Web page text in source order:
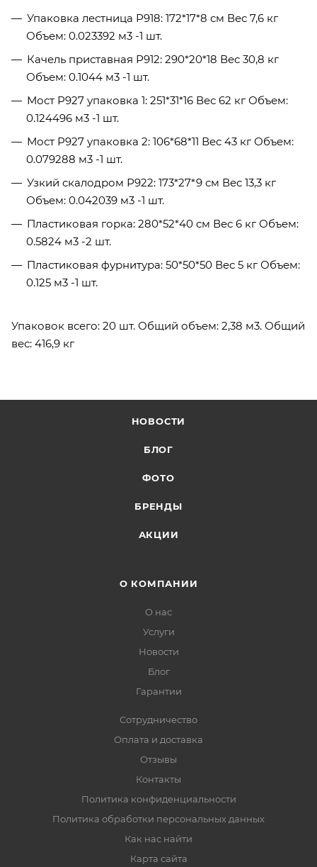
Упаковка лестница Р918: 172*17*8 см Вес 7,6 кг
Объем: 0.023392 м3 -1 шт.
Качель приставная Р912: 290*20*18 Вес 30,8 кг
Объем: 0.1044 м3 -1 шт.
Мост Р927 упаковка 1: 251*31*16 Вес 62 кг Объем:
0.124496 м3 -1 шт.
Мост Р927 упаковка 2: 106*68*11 Вес 43 кг Объем:
0.079288 м3 -1 шт.
Узкий скалодром Р922: 173*27*9 см Вес 13,3 кг
Объем: 0.042039 м3 -1 шт.
Пластиковая горка: 280*52*40 см Вес 6 кг Объем:
0.5824 м3 -2 шт.
Пластиковая фурнитура: 50*50*50 Вес 5 кг Объем:
0.125 м3 -1 шт.
Упаковок всего: 20 шт. Общий объем: 2,38 м3. Общий
вес: 416,9 кг
НОВОСТИ
БЛОГ
ФОТО
БРЕНДЫ
АКЦИИ
О КОМПАНИИ
О нас
Услуги
Новости
Блог
Гарантии
Сотрудничество
Оплата и доставка
Отзывы
Контакты
Политика конфиденциальности
Политика обработки персональных данных
Как нас найти
Карта сайта